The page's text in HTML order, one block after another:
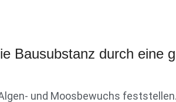
Bausubstanz durch eine
und Moosbewuchs